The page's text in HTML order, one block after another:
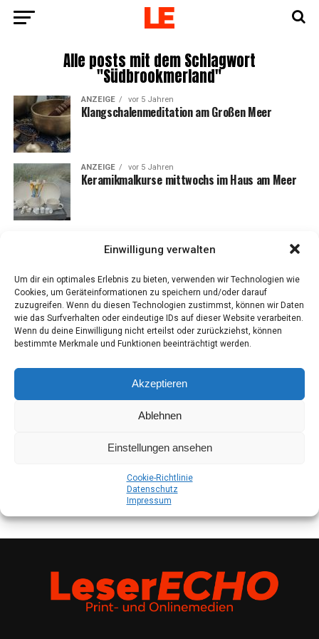
Einwilligung verwalten
Um dir ein optimales Erlebnis zu bieten, verwenden wir Technologien wie
Cookies, um Geräteinformationen zu speichern und/oder darauf
zuzugreifen. Wenn du diesen Technologien zustimmst, können wir Daten
wie das Surfverhalten oder eindeutige IDs auf dieser Website verarbeiten.
Wenn du deine Einwilligung nicht erteilst oder zurückziehst, können
bestimmte Merkmale und Funktionen beeinträchtigt werden.
Akzeptieren
Ablehnen
Einstellungen ansehen
Coo­kie-Richt­li­nie
Daten­schutz
Impres­sum
Alle posts mit dem Schlagwort
"Südbrookmerland"
ANZEIGE vor 5 Jahren
Klang­scha­len­me­di­ta­ti­on am Gro­ßen Meer
ANZEIGE vor 5 Jahren
Kera­mik­mal­kur­se mitt­wochs im Haus am Meer